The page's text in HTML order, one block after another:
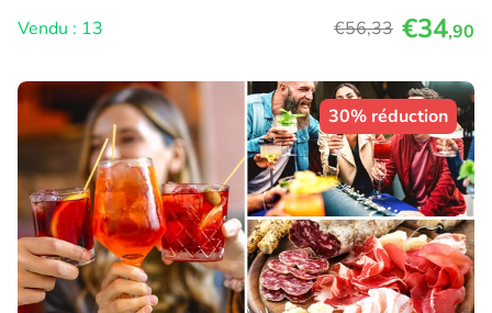
Vendu : 13
€56,33 €34,90
30% réduction